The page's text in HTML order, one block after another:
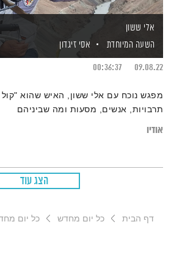
אלי ששון
השעה המיוחדת
אסי זיגדון
09.08.22
00:36:37
מפגש נוכח עם אלי ששון, האיש שהוא
תרבויות, אנשים, מסעות ומה שביניהם
אודיו
הצג עוד
דף הבית כל יום מחדש כל יום מחדש –